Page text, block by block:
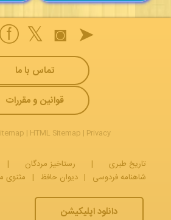
➤
◙
𝕏
ⓕ
تماس با ما
قوانین و مقررات
| HTML Sitemap | Privacy
تاریخ طبری | رستاخیز مردگان |
شاهنامه فردوسی | دیوان حافظ | مثنوی
دانلود اپلیکیشن